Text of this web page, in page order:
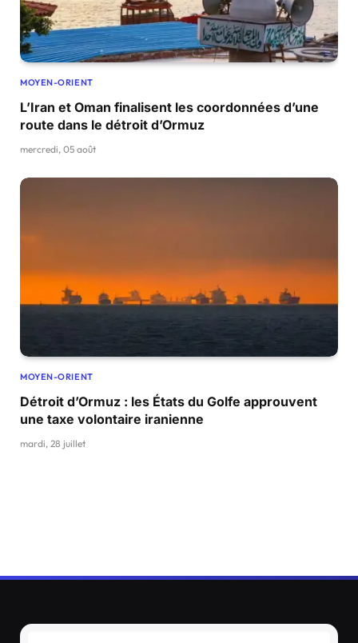
MOYEN-ORIENT
L’Iran et Oman finalisent les coordonnées d’une
route dans le détroit d’Ormuz
mercredi, 05 août
MOYEN-ORIENT
Détroit d’Ormuz : les États du Golfe approuvent
une taxe volontaire iranienne
mardi, 28 juillet